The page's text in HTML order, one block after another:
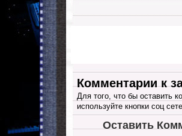
Комментарии к
Для того, что бы оставить
используйте кнопки соц
Оставить